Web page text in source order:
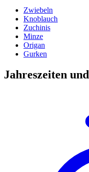
Zwiebeln
Knoblauch
Zuchinis
Minze
Origan
Gurken
Jahreszeiten